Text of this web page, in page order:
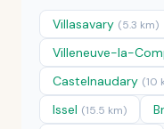
Villasavary (5.3 km)
Villeneuve-la-
Castelnaudary (10
Issel (15.5 km)